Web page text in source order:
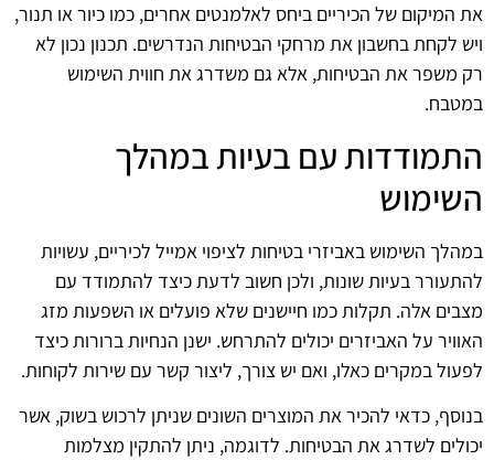
את המיקום של הכיריים ביחס לאלמנטים אחרים, כמו כיור או תנור,
ויש לקחת בחשבון את מרחקי הבטיחות הנדרשים. תכנון נכון לא
רק משפר את הבטיחות, אלא גם משדרג את חווית השימוש
במטבח.
התמודדות עם בעיות במהלך
השימוש
במהלך השימוש באביזרי בטיחות לציפוי אמייל לכיריים, עשויות
להתעורר בעיות שונות, ולכן חשוב לדעת כיצד להתמודד עם
מצבים אלה. תקלות כמו חיישנים שלא פועלים או השפעות מזג
האוויר על האביזרים יכולים להתרחש. ישנן הנחיות ברורות כיצד
לפעול במקרים כאלו, ואם יש צורך, ליצור קשר עם שירות לקוחות.
בנוסף, כדאי להכיר את המוצרים השונים שניתן לרכוש בשוק, אשר
יכולים לשדרג את הבטיחות. לדוגמה, ניתן להתקין מצלמות